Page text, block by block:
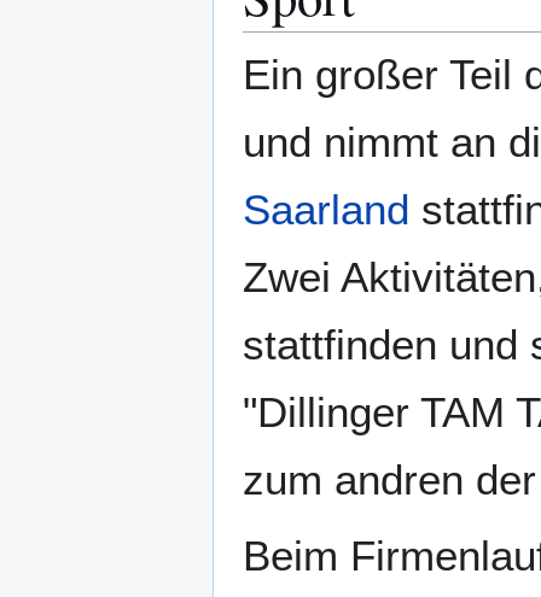
Ein großer Teil
und nimmt an
Saarland
Zwei
stattfinden und
"Dillinger TAM
zum andren
Beim